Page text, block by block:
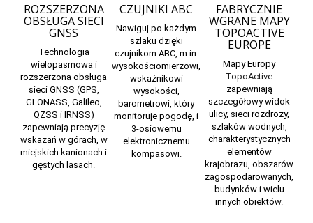
ROZSZERZONA
OBSŁUGA SIECI
GNSS
Technologia
wielopasmowa i
rozszerzona obsługa
sieci GNSS (GPS,
GLONASS, Galileo,
QZSS i IRNSS)
zapewniają precyzję
wskazań w górach, w
miejskich kanionach i
gęstych lasach.
CZUJNIKI ABC
Nawiguj po każdym
szlaku dzięki
czujnikom ABC, m.in.
wysokościomierzowi,
wskaźnikowi
wysokości,
barometrowi, który
monitoruje pogodę, i
3-osiowemu
elektronicznemu
kompasowi.
FABRYCZNIE
WGRANE MAPY
TOPOACTIVE
EUROPE
Mapy Europy
TopoActive
zapewniają
szczegółowy widok
ulicy, sieci rozdroży,
szlaków wodnych,
charakterystycznych
elementów
krajobrazu, obszarów
zagospodarowanych,
budynków i wielu
innych obiektów.